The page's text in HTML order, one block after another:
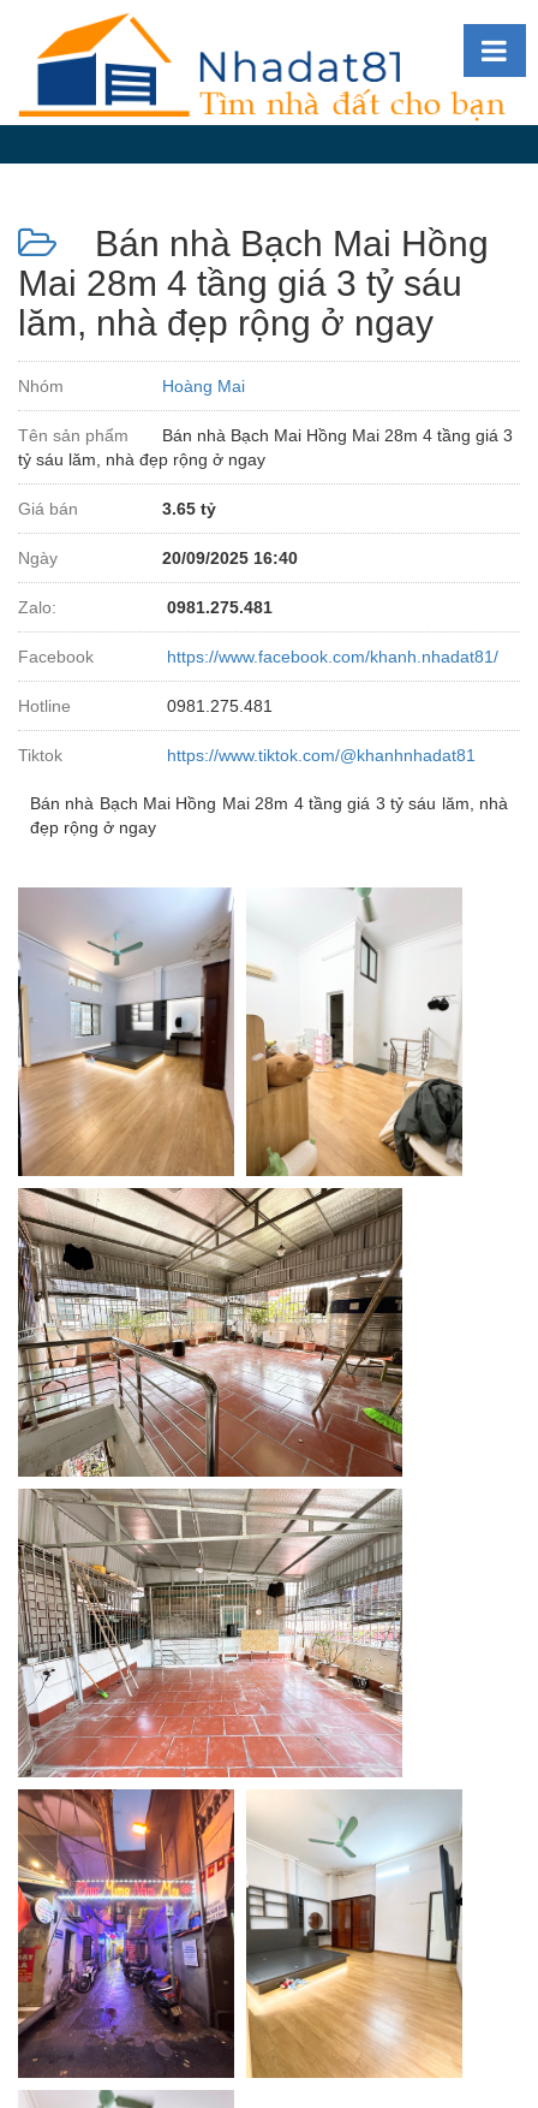
đàn
Giới
Tin
đất
videos
Tìm
kiếm
Đăng
nhập
Bán nhà Bạch Mai Hồng
Mai 28m 4 tầng giá 3 tỷ sáu
lăm, nhà đẹp rộng ở ngay
Nhóm Hoàng Mai
Tên sản phẩm
Bán nhà Bạch Mai Hồng Mai 28m 4 tầng giá 3
tỷ sáu lăm, nhà đẹp rộng ở ngay
Giá bán 3.65 tỷ
Ngày 20/09/2025 16:40
Zalo: 0981.275.481
Facebook https://www.facebook.com/khanh.nhadat81/
Hotline 0981.275.481
Tiktok https://www.tiktok.com/@khanhnhadat81
Bán nhà Bạch Mai Hồng Mai 28m 4 tầng giá 3 tỷ sáu lăm, nhà
đẹp rộng ở ngay